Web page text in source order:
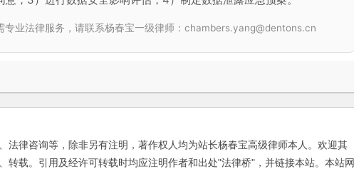
专业法律服务，请联系杨春宝一级律师：chambers.yang@dentons.cn
法律咨询等，除非另有注明，著作权人均为站长杨春宝高级律师本人。欢迎其
转载。引用及经许可转载时均应注明作者和出处"法律桥"，并链接本站。本站网